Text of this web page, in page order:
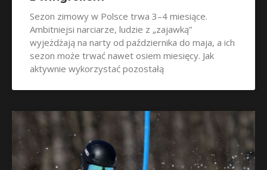
Sezon zimowy w Polsce trwa 3–4 miesiące.
Ambitniejsi narciarze, ludzie z „zajawką”
wyjeżdżają na narty od października do maja, a ich
sezon może trwać nawet osiem miesięcy. Jak
aktywnie wykorzystać pozostałą